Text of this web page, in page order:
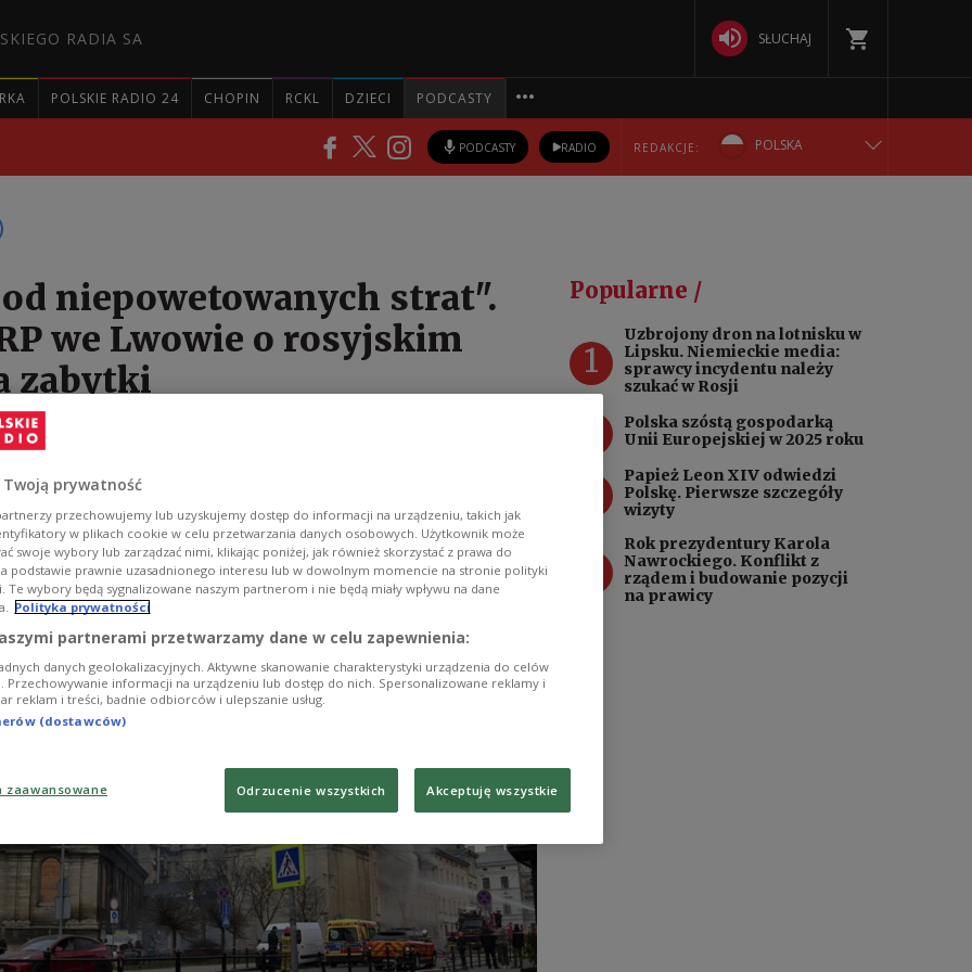
RADIA SA SŁUCHAJ
POLSKIE RADIO 24 CHOPIN RCKL DZIECI PODCASTY
PODCASTY RADIO REDAKCJE: POLSKA
РУССКИЙ
УКРАЇНСЬКА
niepowetowanych strat".
we Lwowie o rosyjskim
zabytki
uszkodziło klasztor i kościół Bernardynów.
dalej znajduje się archiwum, ważne zarówno dla
Polaków.
Popularne /
1
Uzbrojony dron na lotnisku w
Lipsku. Niemieckie media:
sprawcy incydentu należy
szukać w Rosji
Polska szóstą gospodarką
Unii Europejskiej w 2025 roku
Papież Leon XIV odwiedzi
Polskę. Pierwsze szczegóły
wizyty
Rok prezydentury Karola
Nawrockiego. Konflikt z
rządem i budowanie pozycji
na prawicy
Twoją prywatność
przechowujemy lub uzyskujemy dostęp do informacji na urządzeniu, takich jak
w plikach cookie w celu przetwarzania danych osobowych. Użytkownik może
swoje wybory lub zarządzać nimi, klikając poniżej, jak również skorzystać z prawa do
podstawie prawnie uzasadnionego interesu lub w dowolnym momencie na stronie polityki
Te wybory będą sygnalizowane naszym partnerom i nie będą miały wpływu na dane
Polityka prywatności
partnerami przetwarzamy dane w celu zapewnienia:
danych geolokalizacyjnych. Aktywne skanowanie charakterystyki urządzenia do celów
Przechowywanie informacji na urządzeniu lub dostęp do nich. Spersonalizowane reklamy i
reklam i treści, badnie odbiorców i ulepszanie usług.
(dostawców)
zaawansowane Odrzucenie wszystkich Akceptuję wszystkie